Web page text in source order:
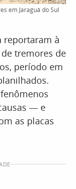
em Jaraguá do Sul
reportaram à
tremores de
período em
— e
as placas